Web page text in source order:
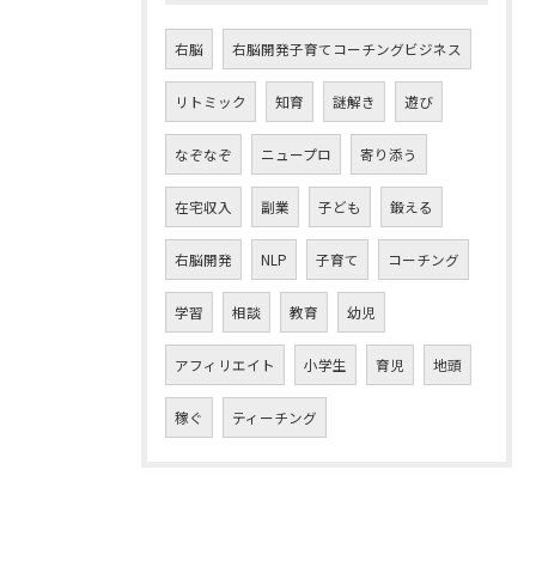
右脳 右脳開発子育てコーチングビジネス
リトミック 知育 謎解き 遊び
なぞなぞ ニュープロ 寄り添う
在宅収入 副業 子ども 鍛える
右脳開発 NLP 子育て コーチング
学習 相談 教育 幼児
アフィリエイト 小学生 育児 地頭
稼ぐ ティーチング